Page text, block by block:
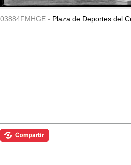
03884FMHGE - Plaza de Deportes del